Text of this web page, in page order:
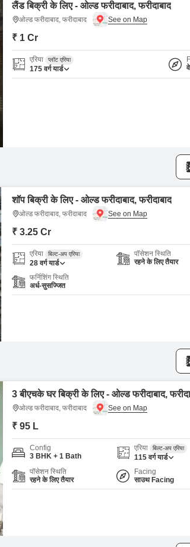
लैंड बिक्री के लिए - ओल्ड फरीदाबाद, फरीदाबाद
ओल्ड फरीदाबाद, फरीदाबाद
₹ 1 Cr
एरिया प्लॉट एरिया
175 वर्ग यार्ड
शॉप बिक्री के लिए - ओल्ड फरीदाबाद, फरीदाबाद
ओल्ड फरीदाबाद, फरीदाबाद
₹ 3.25 Cr
एरिया बिल्ट-अप एरिया
28 वर्ग यार्ड
पॉसेशन स्थिति
रहने के लिए तैयार
फर्निशिंग स्थिति
अर्ध-सुसज्जित
3 बीएचके घर बिक्री के लिए - ओल्ड फरीदाबाद,
ओल्ड फरीदाबाद, फरीदाबाद
₹ 95 L
Config
3 BHK + 1 Bath
एरिया बिल्ट-अप एरिया
115 वर्ग यार्ड
पॉसेशन स्थिति
रहने के लिए तैयार
Facing
साउथ Facing